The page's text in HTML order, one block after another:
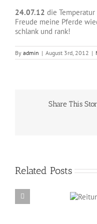
24.07.12 die
Freude meine Pferde
schlank und rank!
By admin | August 3rd, 2012 |
Share This
Related Posts
auf